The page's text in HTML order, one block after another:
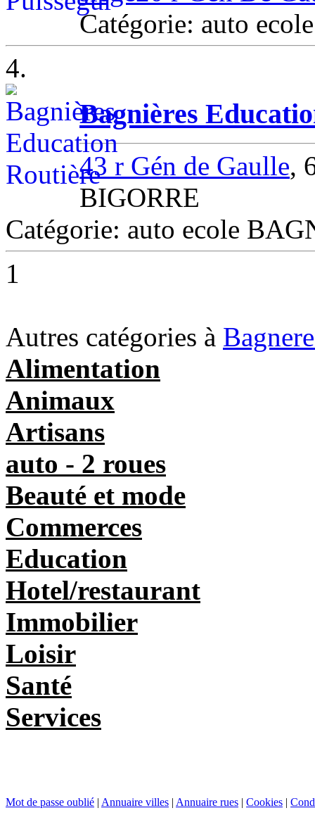
Catégorie: auto
4.
Bagnières
43 r Gén de Gaulle,
BIGORRE
Catégorie: auto ecole
1
Autres catégories à
Alimentation
Animaux
Artisans
auto - 2 roues
Beauté et mode
Commerces
Education
Hotel/restaurant
Immobilier
Loisir
Santé
Services
Mot de passe oublié | Annuaire villes | Annuaire rues | Cookies |